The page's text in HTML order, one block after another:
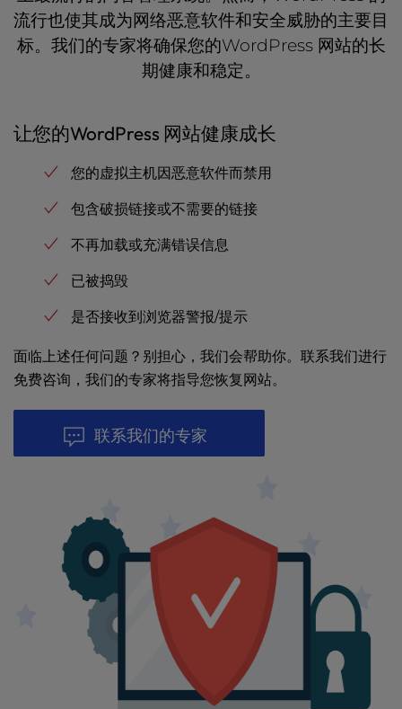
流行也使其成为网络恶意软件和安全威胁的主要目
标。我们的专家将确保您的WordPress 网站的长
期健康和稳定。
让您的WordPress 网站健康成长
您的虚拟主机因恶意软件而禁用
包含破损链接或不需要的链接
不再加载或充满错误信息
已被捣毁
是否接收到浏览器警报/提示
面临上述任何问题？别担心，我们会帮助你。联系我们进行
免费咨询，我们的专家将指导您恢复网站。
联系我们的专家